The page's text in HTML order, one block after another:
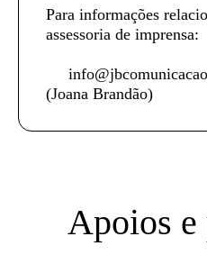
Para informações
assessoria de imprensa:
(Joana Brandão)
Apoios e